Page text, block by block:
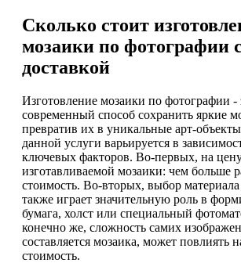
Сколько стоит
мозаики по фотографии с
доставкой
Изготовление мозаики по фотографии -
современный способ сохранить яркие
превратив их в уникальные арт-
данной услуги варьируется в
ключевых факторов. Во-первых, на
изготавливаемой мозаики: чем больше
стоимость. Во-вторых, выбор материала
также играет значительную роль в
бумага, холст или специальный
конечно же, сложность самих
составляется мозаика, может повлиять
стоимость.